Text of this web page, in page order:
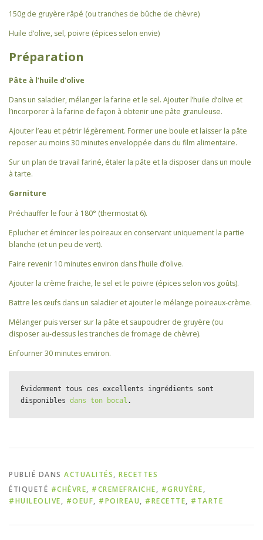
150g de gruyère râpé (ou tranches de bûche de chèvre)
Huile d’olive, sel, poivre (épices selon envie)
Préparation
Pâte à l’huile d’olive
Dans un saladier, mélanger la farine et le sel. Ajouter l’huile d’olive et
l’incorporer à la farine de façon à obtenir une pâte granuleuse.
Ajouter l’eau et pétrir légèrement. Former une boule et laisser la pâte
reposer au moins 30 minutes enveloppée dans du film alimentaire.
Sur un plan de travail fariné, étaler la pâte et la disposer dans un moule
à tarte.
Garniture
Préchauffer le four à 180° (thermostat 6).
Eplucher et émincer les poireaux en conservant uniquement la partie
blanche (et un peu de vert).
Faire revenir 10 minutes environ dans l’huile d’olive.
Ajouter la crème fraiche, le sel et le poivre (épices selon vos goûts).
Battre les œufs dans un saladier et ajouter le mélange poireaux-crème.
Mélanger puis verser sur la pâte et saupoudrer de gruyère (ou
disposer au-dessus les tranches de fromage de chèvre).
Enfourner 30 minutes environ.
Évidemment tous ces excellents ingrédients sont
disponibles dans ton bocal .
PUBLIÉ DANS ACTUALITÉS, RECETTES
ÉTIQUETÉ #CHÈVRE, #CREMEFRAICHE, #GRUYÈRE,
#HUILEOLIVE, #OEUF, #POIREAU, #RECETTE, #TARTE